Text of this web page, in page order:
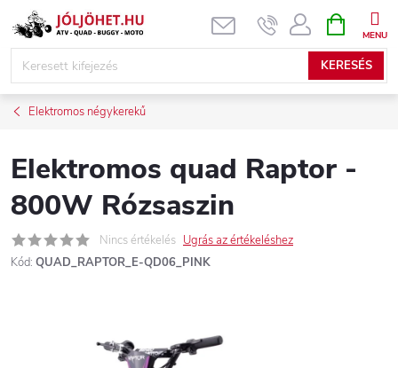
Ugrás
KERESÉS
KOSÁR
Elektromos négykerekű
Elektromos quad Raptor -
800W Rózsaszin
Nincs értékelés Ugrás az értékeléshez
Kód: QUAD_RAPTOR_E-QD06_PINK